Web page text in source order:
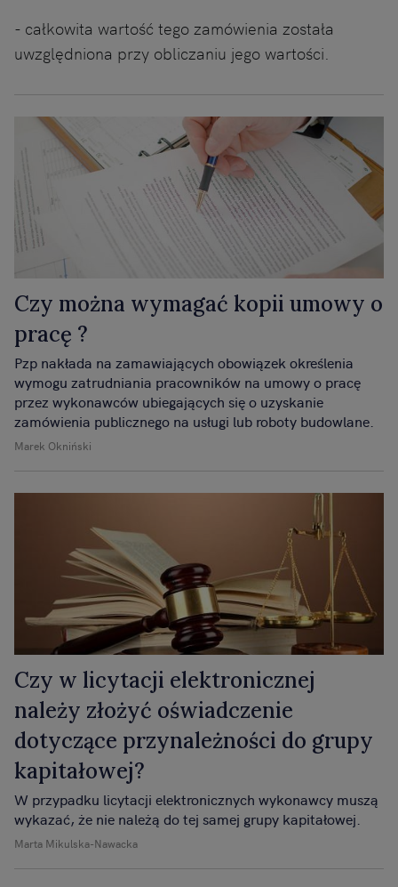
- całkowita wartość tego zamówienia została
uwzględniona przy obliczaniu jego wartości.
Czy można wymagać kopii umowy o
pracę ?
Marek Okniński
Pzp nakłada na zamawiających obowiązek określenia
wymogu zatrudniania pracowników na umowy o pracę
przez wykonawców ubiegających się o uzyskanie
zamówienia publicznego na usługi lub roboty budowlane.
Czy w licytacji elektronicznej
należy złożyć oświadczenie
dotyczące przynależności do grupy
kapitałowej?
Marta Mikulska-Nawacka
W przypadku licytacji elektronicznych wykonawcy muszą
wykazać, że nie należą do tej samej grupy kapitałowej.